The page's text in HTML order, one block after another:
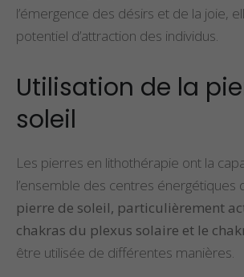
l’émergence des désirs et de la joie,
potentiel d’attraction des individus.
Utilisation de la
soleil
Les pierres en lithothérapie ont la
l’ensemble des centres énergétiques
pierre de soleil, particulièrement
chakras du plexus solaire et le
être utilisée de différentes manières.